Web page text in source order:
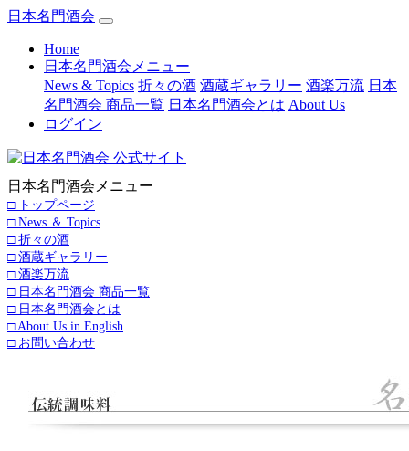
日本名門酒会
Home(current)
日本名門酒会メニュー
News & Topics 折々の酒 酒蔵ギャラリー 酒楽万流 日本
名門酒会 商品一覧 日本名門酒会とは About Us
ログイン
日本名門酒会メニュー
□ トップページ
□ News ＆ Topics
□ 折々の酒
□ 酒蔵ギャラリー
□ 酒楽万流
□ 日本名門酒会 商品一覧
□ 日本名門酒会とは
□ About Us in English
□ お問い合わせ